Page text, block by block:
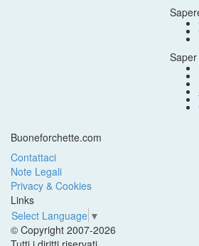
Buoneforchette.com
Contattaci
Note Legali
Privacy & Cookies
Links
Select Language ▼
© Copyright 2007-2026